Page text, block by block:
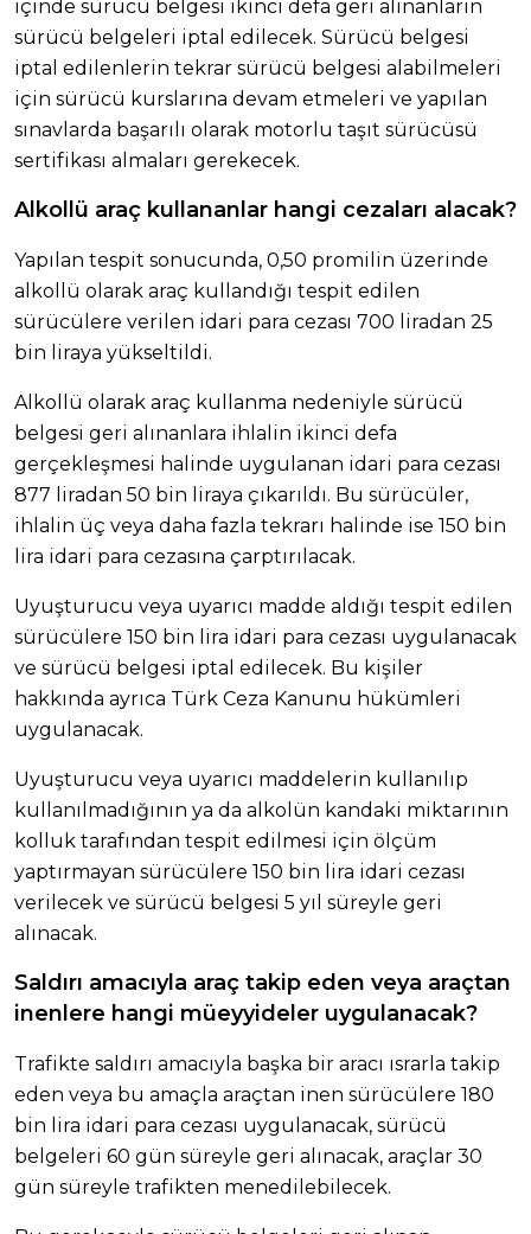
içinde sürücü belgesi ikinci defa geri alınanların
sürücü belgeleri iptal edilecek. Sürücü belgesi
iptal edilenlerin tekrar sürücü belgesi alabilmeleri
için sürücü kurslarına devam etmeleri ve yapılan
sınavlarda başarılı olarak motorlu taşıt sürücüsü
sertifikası almaları gerekecek.
Alkollü araç kullananlar hangi cezaları alacak?
Yapılan tespit sonucunda, 0,50 promilin üzerinde
alkollü olarak araç kullandığı tespit edilen
sürücülere verilen idari para cezası 700 liradan 25
bin liraya yükseltildi.
Alkollü olarak araç kullanma nedeniyle sürücü
belgesi geri alınanlara ihlalin ikinci defa
gerçekleşmesi halinde uygulanan idari para cezası
877 liradan 50 bin liraya çıkarıldı. Bu sürücüler,
ihlalin üç veya daha fazla tekrarı halinde ise 150 bin
lira idari para cezasına çarptırılacak.
Uyuşturucu veya uyarıcı madde aldığı tespit edilen
sürücülere 150 bin lira idari para cezası uygulanacak
ve sürücü belgesi iptal edilecek. Bu kişiler
hakkında ayrıca Türk Ceza Kanunu hükümleri
uygulanacak.
Uyuşturucu veya uyarıcı maddelerin kullanılıp
kullanılmadığının ya da alkolün kandaki miktarının
kolluk tarafından tespit edilmesi için ölçüm
yaptırmayan sürücülere 150 bin lira idari cezası
verilecek ve sürücü belgesi 5 yıl süreyle geri
alınacak.
Saldırı amacıyla araç takip eden veya araçtan
inenlere hangi müeyyideler uygulanacak?
Trafikte saldırı amacıyla başka bir aracı ısrarla takip
eden veya bu amaçla araçtan inen sürücülere 180
bin lira idari para cezası uygulanacak, sürücü
belgeleri 60 gün süreyle geri alınacak, araçlar 30
gün süreyle trafikten menedilebilecek.